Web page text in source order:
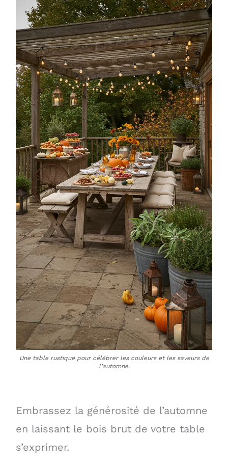
Une table rustique pour célébrer les couleurs et les saveurs de
l’automne.
Embrassez la générosité de l’automne
en laissant le bois brut de votre table
s’exprimer.